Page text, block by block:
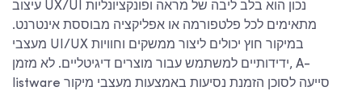
עיצוב UX/UI נכון הוא בלב ליבה של מראה ופונקציונליות
מתאימים לכל פלטפורמה או אפליקציה מבוססת אינטרנט.
מעצבי UI/UX במיקור חוץ יכולים ליצור ממשקים וחוויות
ידידותיים למשתמש עבור מוצרים דיגיטליים. לא מזמן, A-
listware סייעה לסוכן הזמנת נסיעות באמצעות מעצבי מיקור